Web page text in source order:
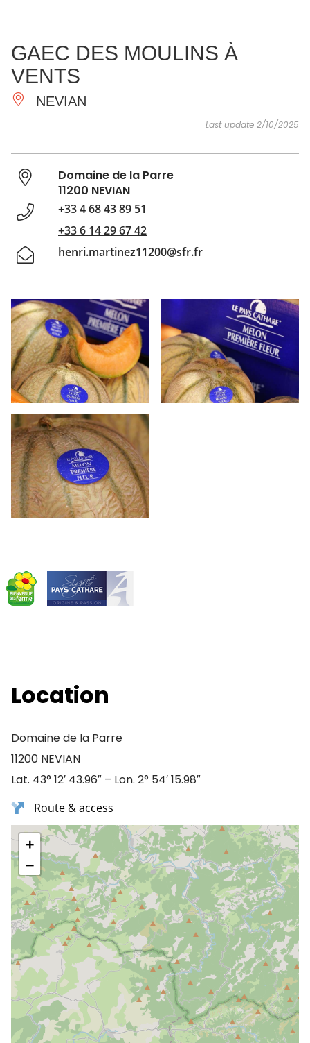
ESSENTIAL
AND
DO
INSPIRATIONS
GAEC DES MOULINS À
VENTS
NEVIAN
Last update 2/10/2025
Domaine de la Parre
11200 NEVIAN
+33 4 68 43 89 51
+33 6 14 29 67 42
henri.martinez11200@sfr.fr
Location
Domaine de la Parre
11200 NEVIAN
Lat. 43° 12′ 43.96″ – Lon. 2° 54′ 15.98″
Route & access
+
−